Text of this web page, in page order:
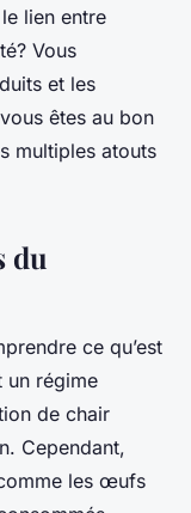
lien entre
Vous
et les
êtes au bon
multiples atouts
du
ce qu’est
un régime
de chair
Cependant,
les œufs